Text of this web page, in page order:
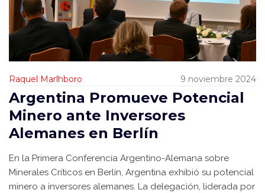
Raquel Marlhboro 9 noviembre 2024
Argentina Promueve Potencial
Minero ante Inversores
Alemanes en Berlín
En la Primera Conferencia Argentino-Alemana sobre
Minerales Críticos en Berlín, Argentina exhibió su potencial
minero a inversores alemanes. La delegación, liderada por